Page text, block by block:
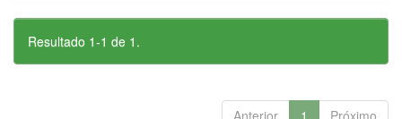
Resultado 1-1 de 1.
Anterior 1 Próximo